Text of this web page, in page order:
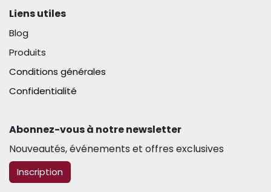
Liens utiles
Blog
Produits
Conditions générales
Confidentialité
Abonnez-vous à notre newsletter​
Nouveautés, événements et offres exclusives
​​​​Inscription